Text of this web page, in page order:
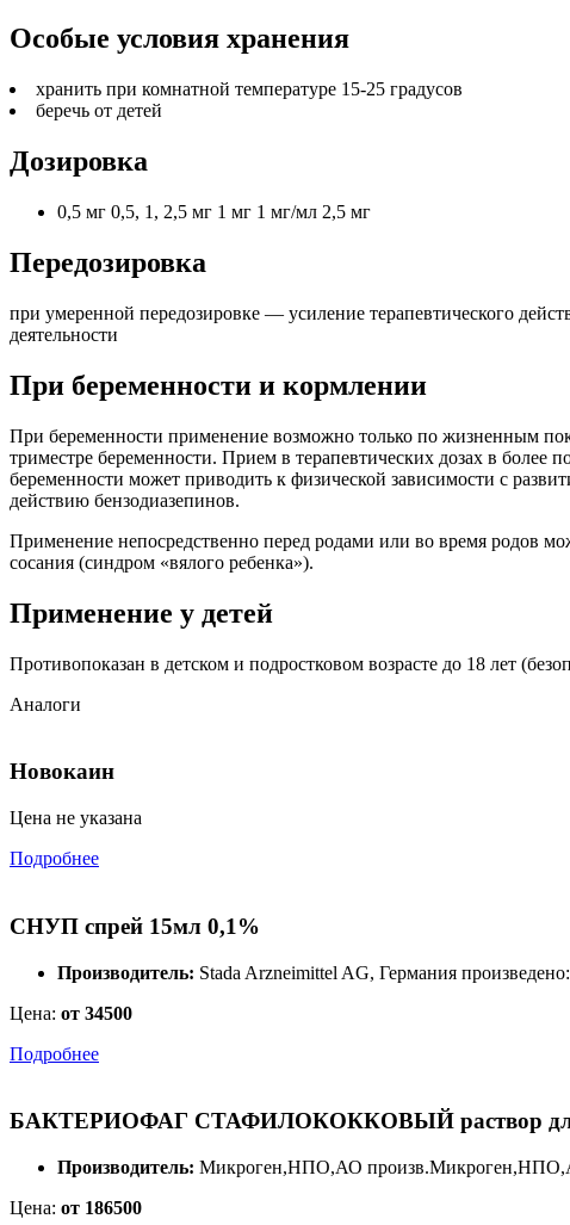
Особые условия хранения
хранить при комнатной температуре 15-25 градусов
беречь от детей
Дозировка
0,5 мг 0,5, 1, 2,5 мг 1 мг 1 мг/мл 2,5 мг
Передозировка
при умеренной передозировке — усиление терапевтического
деятельности
При беременности и кормлении
При беременности применение возможно только по жизненным
триместре беременности. Прием в терапевтических дозах в
беременности может приводить к физической зависимости с
действию бензодиазепинов.
Применение непосредственно перед родами или во время родов
сосания (синдром «вялого ребенка»).
Применение у детей
Противопоказан в детском и подростковом возрасте до 18 лет
Аналоги
Новокаин
Цена не указана
Подробнее
СНУП спрей 15мл 0,1%
Производитель: Stada Arzneimittel AG, Германия
Цена: от 34500
Подробнее
БАКТЕРИОФАГ СТАФИЛОКОККОВЫЙ раствор для
Производитель: Микроген,НПО,АО
Цена: от 186500